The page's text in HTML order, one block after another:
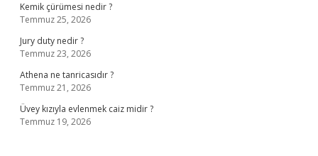
Kemik çürümesi nedir ?
Temmuz 25, 2026
Jury duty nedir ?
Temmuz 23, 2026
Athena ne tanricasıdır ?
Temmuz 21, 2026
Üvey kızıyla evlenmek caiz midir ?
Temmuz 19, 2026